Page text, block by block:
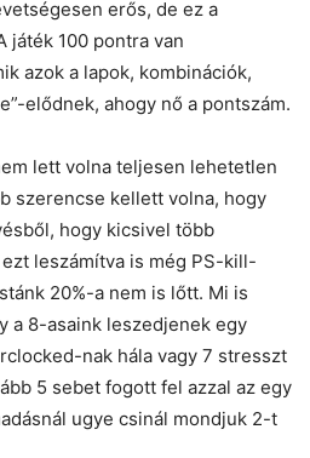
erős, de ez a
játék 100 pontra van
azok a lapok, kombinációk,
elődnek, ahogy nő a pontszám.
lett volna teljesen lehetetlen
szerencse kellett volna, hogy
hogy kicsivel több
leszámítva is még PS-kill-
20%-a nem is lőtt. Mi is
a 8-asaink leszedjenek egy
nak hála vagy 7 stresszt
5 sebet fogott fel azzal az egy
ugye csinál mondjuk 2-t